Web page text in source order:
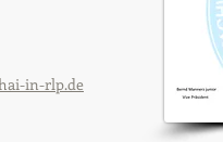
in-rlp.de